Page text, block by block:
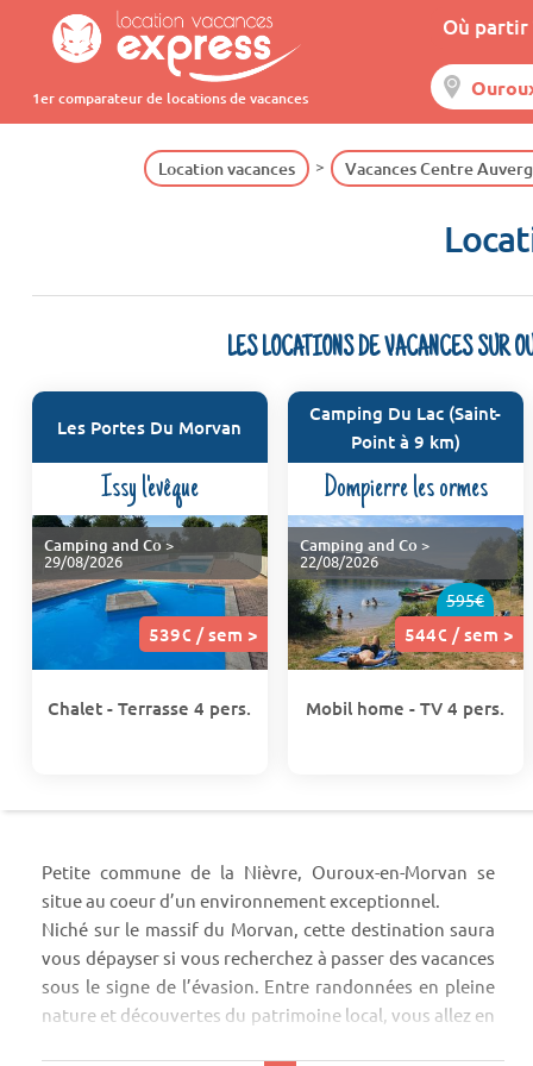
1er comparateur de locations de vacances
Où partir
Location vacances Vacances Centre
LES LOCATIONS DE VACANCES SUR
Les Portes Du Morvan
Issy l'evêque
539€ / sem >
Camping and Co>
29/08/2026
Chalet - Terrasse 4 pers.
Camping Du Lac (Saint-
Point à 9 km)
Dompierre les ormes
595€
544€ / sem >
Camping and Co >
22/08/2026
Mobil home - TV 4 pers.
Petite commune de la Nièvre, Ouroux-en-Morvan se
situe au coeur d’un environnement exceptionnel.
Niché sur le massif du Morvan, cette destination saura
vous dépayser si vous recherchez à passer des vacances
sous le signe de l’évasion. Entre randonnées en pleine
nature et découvertes du patrimoine local, vous allez en